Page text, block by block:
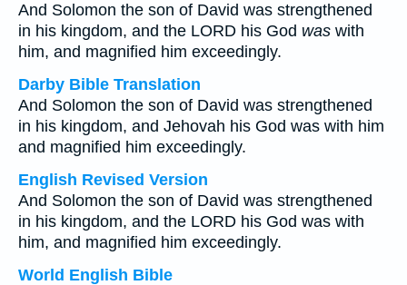
And Solomon the son of David was strengthened
in his kingdom, and the LORD his God was with
him, and magnified him exceedingly.
Darby Bible Translation
And Solomon the son of David was strengthened
in his kingdom, and Jehovah his God was with him
and magnified him exceedingly.
English Revised Version
And Solomon the son of David was strengthened
in his kingdom, and the LORD his God was with
him, and magnified him exceedingly.
World English Bible